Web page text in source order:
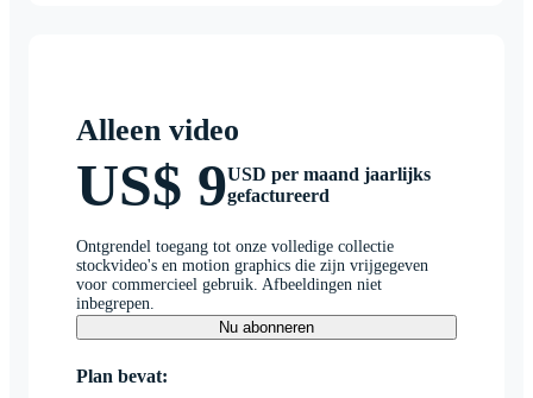
Alleen video
US$ 9USD per maand jaarlijks
gefactureerd
Ontgrendel toegang tot onze volledige collectie
stockvideo's en motion graphics die zijn vrijgegeven
voor commercieel gebruik. Afbeeldingen niet
inbegrepen.
Nu abonneren
Plan bevat: